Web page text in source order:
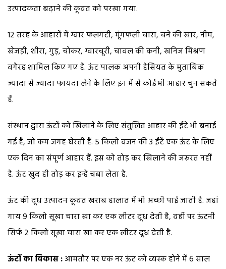
उत्पादकता बढ़ाने की कूवत को परखा गया.
12 तरह के आहारों में ग्वार फलगटी, मूंगफली चारा, चने की खार, नीम,
खेजड़ी, शीरा, गुड़, चोकर, ग्वारचूरी, चावल की कनी, खनिज मिश्रण
वगैरह शामिल किए गए हैं. ऊंट पालक अपनी हैसियत के मुताबिक
ज्यादा से ज्यादा फायदा लेने के लिए इन में से कोई भी आहार चुन सकते
हैं.
संस्थान द्वारा ऊंटों को खिलाने के लिए संतुलित आहार की ईंटे भी बनाई
गई हैं, जो कम जगह घेरती हैं. 5 किलो वजन की 3 ईंटें एक ऊंट के लिए
एक दिन का संपूर्ण आहार हैं. इस को तोड़ कर खिलाने की जरूरत नहीं
है. ऊंट खुद ही तोड़ कर इन्हें चबा लेता है.
ऊंट की दूध उत्पादन कूवत खराब हालात में भी अच्छी पाई जाती है. जहां
गाय 9 किलो सूखा चारा खा कर एक लीटर दूध देती है, वहीं पर ऊंटनी
सिर्फ 2 किलो सूखा चारा खा कर एक लीटर दूध देती है.
ऊंटों का विकास :आमतौर पर एक नर ऊंट को व्यस्क होने में 6 साल